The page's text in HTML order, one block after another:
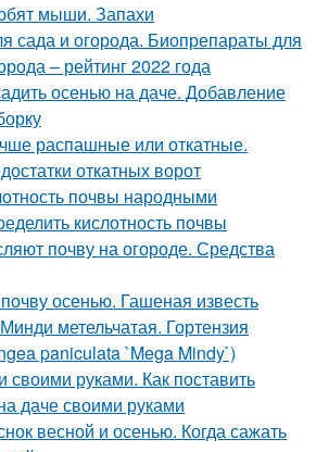
мыши. Запахи
сада и огорода. Биопрепараты для
– рейтинг 2022 года
осенью на даче. Добавление
распашные или откатные.
откатных ворот
почвы народными
кислотность почвы
почву на огороде. Средства
осенью. Гашеная известь
метельчатая. Гортензия
paniculata `Mega Mindy`)
руками. Как поставить
даче своими руками
весной и осенью. Когда сажать